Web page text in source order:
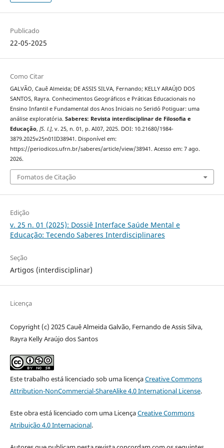
Publicado
22-05-2025
Como Citar
GALVÃO, Cauê Almeida; DE ASSIS SILVA, Fernando; KELLY ARAÚJO DOS
SANTOS, Rayra. Conhecimentos Geográficos e Práticas Educacionais no
Ensino Infantil e Fundamental dos Anos Iniciais no Seridó Potiguar: uma
análise exploratória. Saberes: Revista interdisciplinar de Filosofia e
Educação, [S. l.], v. 25, n. 01, p. AI07, 2025. DOI: 10.21680/1984-
3879.2025v25n01ID38941. Disponível em:
https://periodicos.ufrn.br/saberes/article/view/38941. Acesso em: 7 ago.
2026.
Fomatos de Citação
Edição
v. 25 n. 01 (2025): Dossiê Interface Saúde Mental e
Educação: Tecendo Saberes Interdisciplinares
Seção
Artigos (interdisciplinar)
Licença
Copyright (c) 2025 Cauê Almeida Galvão, Fernando de Assis Silva,
Rayra Kelly Araújo dos Santos
Este trabalho está licenciado sob uma licençaCreative Commons
Attribution-NonCommercial-ShareAlike 4.0 International License.
Este obra está licenciado com uma LicençaCreative Commons
Atribuição 4.0 Internacional.